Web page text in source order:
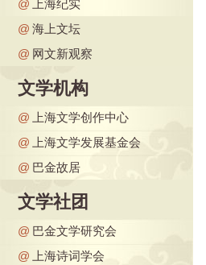
@
上海纪实
@ 海上文坛
@ 网文新观察
文学机构
@
上海文学创作中心
@
上海文学发展基金会
@ 巴金故居
文学社团
@ 巴金文学研究会
@
上海诗词学会